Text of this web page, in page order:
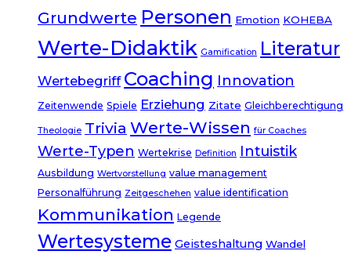
Grundwerte Personen Emotion KOHEBA
Werte-Didaktik Gamification Literatur
Wertebegriff Coaching Innovation
Zeitenwende Spiele Erziehung Zitate Gleichberechtigung
Theologie Trivia Werte-Wissen für Coaches
Werte-Typen Wertekrise Definition Intuistik
Ausbildung Wertvorstellung value management
Personalführung Zeitgeschehen value identification
Kommunikation Legende
Wertesysteme Geisteshaltung Wandel